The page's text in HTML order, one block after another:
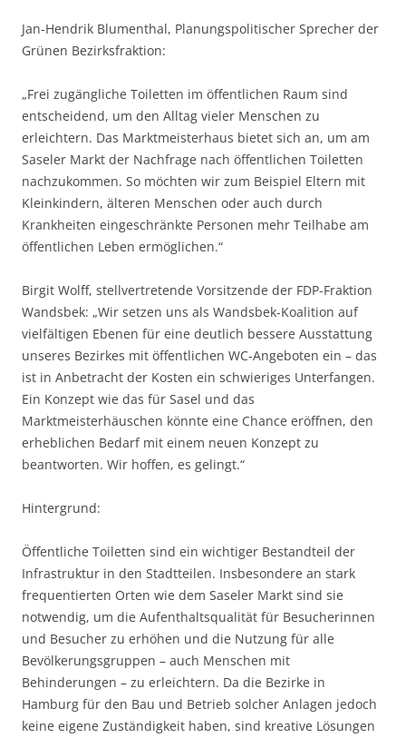
Jan-Hendrik Blumenthal, Planungspolitischer Sprecher der
Grünen Bezirksfraktion:
„Frei zugängliche Toiletten im öffentlichen Raum sind
entscheidend, um den Alltag vieler Menschen zu
erleichtern. Das Marktmeisterhaus bietet sich an, um am
Saseler Markt der Nachfrage nach öffentlichen Toiletten
nachzukommen. So möchten wir zum Beispiel Eltern mit
Kleinkindern, älteren Menschen oder auch durch
Krankheiten eingeschränkte Personen mehr Teilhabe am
öffentlichen Leben ermöglichen.“
Birgit Wolff, stellvertretende Vorsitzende der FDP-Fraktion
Wandsbek: „Wir setzen uns als Wandsbek-Koalition auf
vielfältigen Ebenen für eine deutlich bessere Ausstattung
unseres Bezirkes mit öffentlichen WC-Angeboten ein – das
ist in Anbetracht der Kosten ein schwieriges Unterfangen.
Ein Konzept wie das für Sasel und das
Marktmeisterhäuschen könnte eine Chance eröffnen, den
erheblichen Bedarf mit einem neuen Konzept zu
beantworten. Wir hoffen, es gelingt.“
Hintergrund:
Öffentliche Toiletten sind ein wichtiger Bestandteil der
Infrastruktur in den Stadtteilen. Insbesondere an stark
frequentierten Orten wie dem Saseler Markt sind sie
notwendig, um die Aufenthaltsqualität für Besucherinnen
und Besucher zu erhöhen und die Nutzung für alle
Bevölkerungsgruppen – auch Menschen mit
Behinderungen – zu erleichtern. Da die Bezirke in
Hamburg für den Bau und Betrieb solcher Anlagen jedoch
keine eigene Zuständigkeit haben, sind kreative Lösungen